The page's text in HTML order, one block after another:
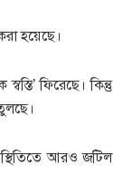
হয়েছে।
ফিরেছে। কিন্তু
আরও জটিল